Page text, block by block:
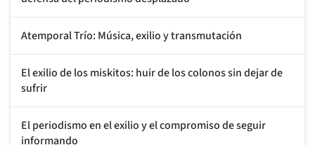
Atemporal Trío: Música, exilio y transmutación
El exilio de los miskitos: huir de los colonos sin dejar de
sufrir
El periodismo en el exilio y el compromiso de seguir
informando